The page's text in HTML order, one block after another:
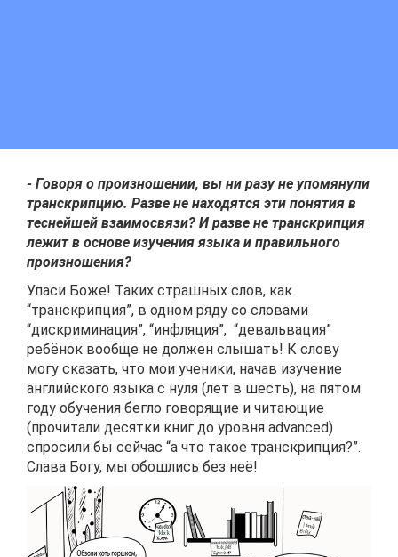
- Говоря о произношении, вы ни разу не упомянули
транскрипцию. Разве не находятся эти понятия в
теснейшей взаимосвязи? И разве не транскрипция
лежит в основе изучения языка и правильного
произношения?
Упаси Боже! Таких страшных слов, как
“транскрипция”, в одном ряду со словами
“дискриминация”, “инфляция”, “девальвация”
ребёнок вообще не должен слышать! К слову
могу сказать, что мои ученики, начав изучение
английского языка с нуля (лет в шесть), на пятом
году обучения бегло говорящие и читающие
(прочитали десятки книг до уровня advanced)
спросили бы сейчас “а что такое транскрипция?”.
Слава Богу, мы обошлись без неё!